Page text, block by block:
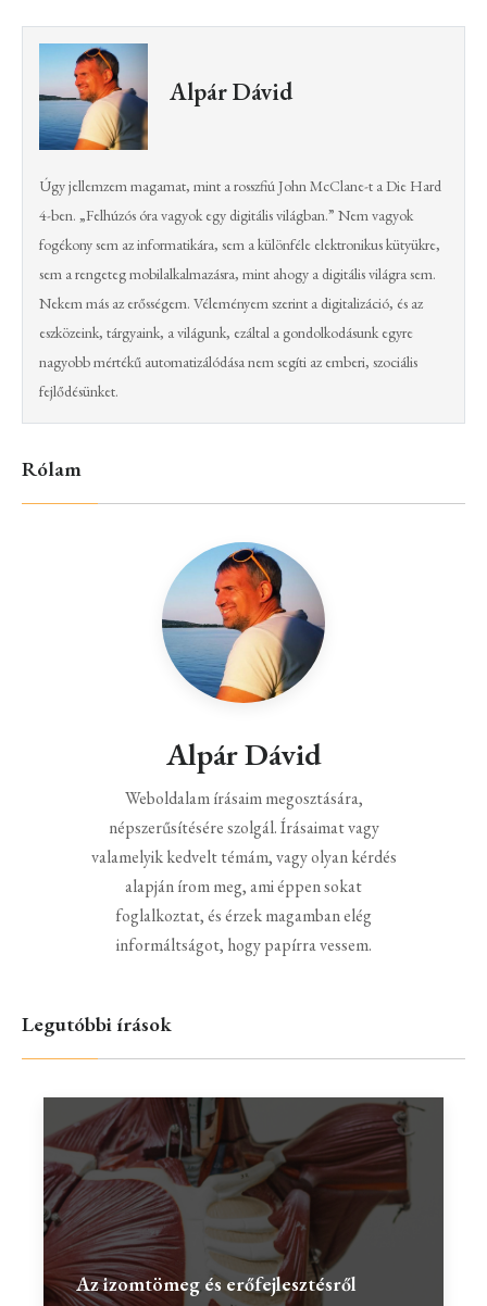
Alpár Dávid
Úgy jellemzem magamat, mint a rosszfiú John McClane-t a Die Hard
4-ben. „Felhúzós óra vagyok egy digitális világban.” Nem vagyok
fogékony sem az informatikára, sem a különféle elektronikus kütyükre,
sem a rengeteg mobilalkalmazásra, mint ahogy a digitális világra sem.
Nekem más az erősségem. Véleményem szerint a digitalizáció, és az
eszközeink, tárgyaink, a világunk, ezáltal a gondolkodásunk egyre
nagyobb mértékű automatizálódása nem segíti az emberi, szociális
fejlődésünket.
Rólam
Alpár Dávid
Weboldalam írásaim megosztására,
népszerűsítésére szolgál. Írásaimat vagy
valamelyik kedvelt témám, vagy olyan kérdés
alapján írom meg, ami éppen sokat
foglalkoztat, és érzek magamban elég
informáltságot, hogy papírra vessem.
Legutóbbi írások
Az izomtömeg és erőfejlesztésről